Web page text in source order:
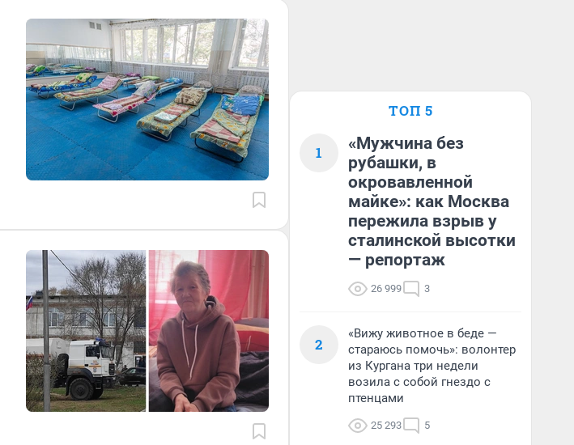
ТОП 5
1
«Мужчина без
рубашки, в
окровавленной
майке»: как Москва
пережила взрыв у
сталинской высотки
— репортаж
26 999 3
2
«Вижу животное в беде —
стараюсь помочь»: волонтер
из Кургана три недели
возила с собой гнездо с
птенцами
25 293 5